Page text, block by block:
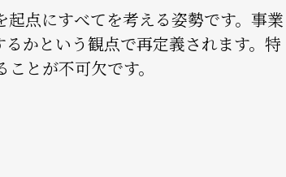
点にすべてを考える姿勢です。事業
かという観点で再定義されます。特
とが不可欠です。